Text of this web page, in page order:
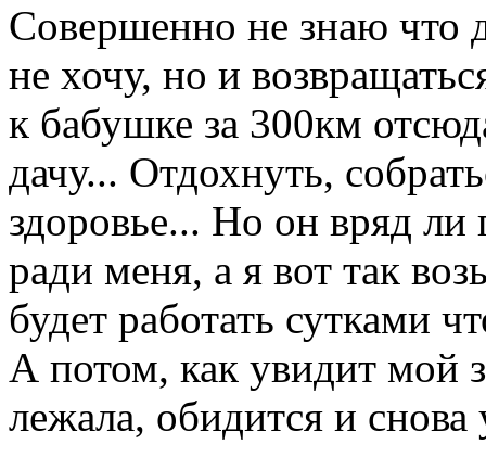
Совершенно не знаю что
не хочу, но и
к бабушке за 300км
дачу... Отдохнуть,
здоровье... Но он вряд
ради меня, а я вот так
будет работать сутками
А потом, как увидит мой
лежала, обидится и снова